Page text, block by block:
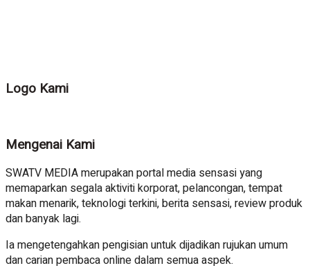
Logo Kami
Mengenai Kami
SWATV MEDIA merupakan portal media sensasi yang
memaparkan segala aktiviti korporat, pelancongan, tempat
makan menarik, teknologi terkini, berita sensasi, review produk
dan banyak lagi.
Ia mengetengahkan pengisian untuk dijadikan rujukan umum
dan carian pembaca online dalam semua aspek.